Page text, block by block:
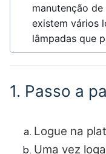
manutenção
existem vários
lâmpadas que
1. Passo a
Logue na
Uma vez